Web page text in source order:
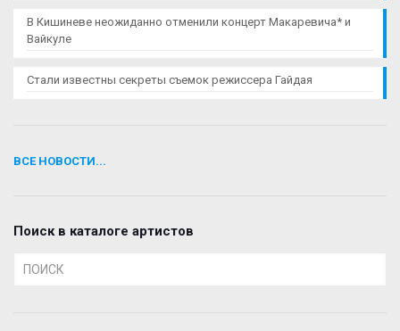
В Кишиневе неожиданно отменили концерт Макаревича* и
Вайкуле
Стали известны секреты съемок режиссера Гайдая
ВСЕ НОВОСТИ...
Поиск в каталоге артистов